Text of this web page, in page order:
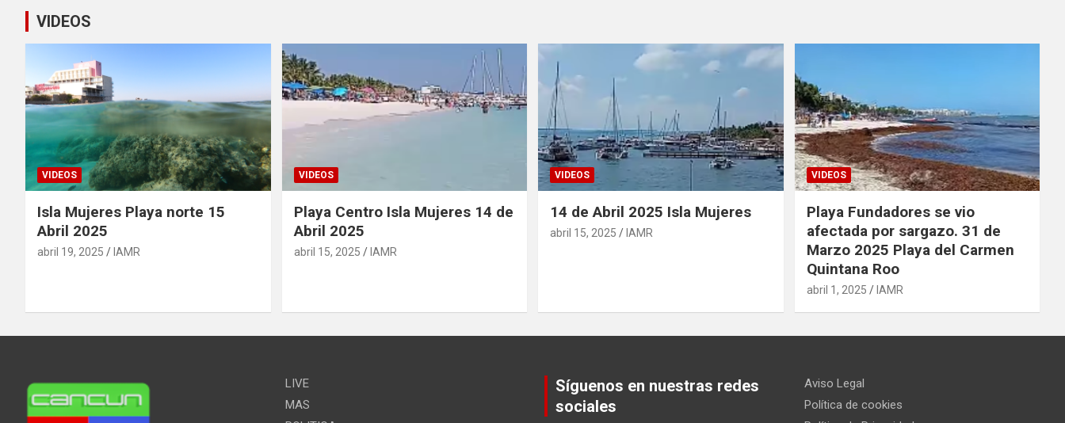
VIDEOS
VIDEOS
Isla Mujeres Playa norte 15
Abril 2025
abril 19, 2025 IAMR
VIDEOS
Playa Centro Isla Mujeres 14 de
Abril 2025
abril 15, 2025 IAMR
VIDEOS
14 de Abril 2025 Isla Mujeres
abril 15, 2025 IAMR
VIDEOS
Playa Fundadores se vio
afectada por sargazo. 31 de
Marzo 2025 Playa del Carmen
Quintana Roo
abril 1, 2025 IAMR
LIVE
MAS
Síguenos en nuestras redes
sociales
Aviso Legal
Política de cookies